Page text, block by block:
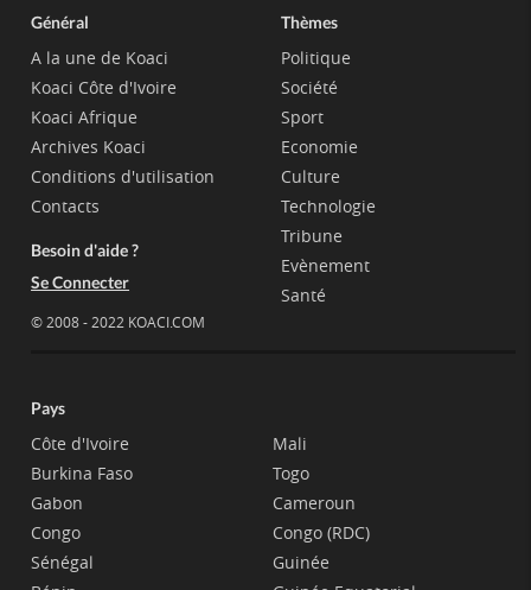
Général
A la une de Koaci
Koaci Côte d'Ivoire
Koaci Afrique
Archives Koaci
Conditions d'utilisation
Contacts
Besoin d'aide ?
Se Connecter
© 2008 - 2022 KOACI.COM
Thèmes
Politique
Société
Sport
Economie
Culture
Technologie
Tribune
Evènement
Santé
Pays
Côte d'Ivoire
Burkina Faso
Gabon
Congo
Sénégal
Mali
Togo
Cameroun
Congo (RDC)
Guinée